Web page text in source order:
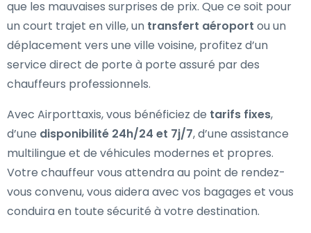
que les mauvaises surprises de prix. Que ce soit pour
un court trajet en ville, un transfert aéroport ou un
déplacement vers une ville voisine, profitez d’un
service direct de porte à porte assuré par des
chauffeurs professionnels.
Avec Airporttaxis, vous bénéficiez de tarifs fixes,
d’une disponibilité 24h/24 et 7j/7, d’une assistance
multilingue et de véhicules modernes et propres.
Votre chauffeur vous attendra au point de rendez-
vous convenu, vous aidera avec vos bagages et vous
conduira en toute sécurité à votre destination.